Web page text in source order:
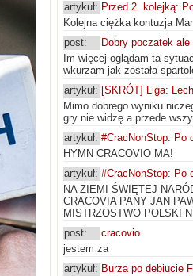
artykuł: Przed 2. kolejką:
Kolejna ciężka kontuzja
post:
Dobry poczatek ale
Im więcej oglądam ta
wkurzam jak została
artykuł: [SKRÓT] Liga:
Mimo dobrego wyniku
gry nie widzę a przede
artykuł: #CracNonStop: Po
HYMN CRACOVIO MA!
artykuł: #CracNonStop: Po
NA ZIEMI ŚWIĘTEJ
CRACOVIA PANY JAN
MISTRZOSTWO POLSKI
post:
cracovio
jestem za
artykuł: Burza po debiucie